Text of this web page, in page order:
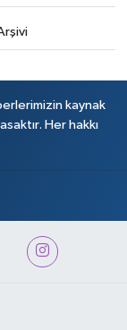
kaynak
Her hakkı